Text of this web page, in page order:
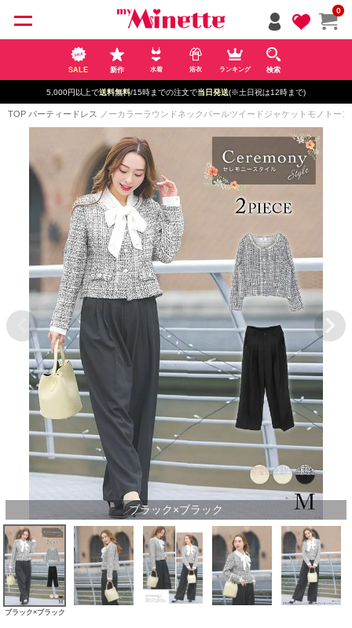
0
SALE 新作 水着 浴衣 ランキング 検索
5,000円以上で送料無料/15時までの注文で当日発送(※土日祝は12時まで)
TOP パーティードレス ノーカラーラウンドネックパールツイードジャケットモノトー
ブラック×ブラック
ブラック×ブラック
ペー
ジト
ップ